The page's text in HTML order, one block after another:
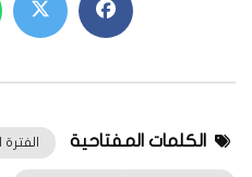
الكلمات المفتاحية الفترة